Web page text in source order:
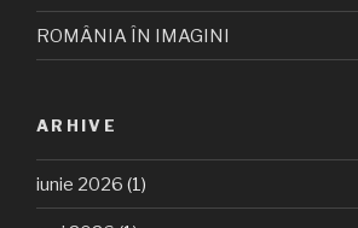
ROMÂNIA ÎN IMAGINI
ARHIVE
iunie 2026 (1)